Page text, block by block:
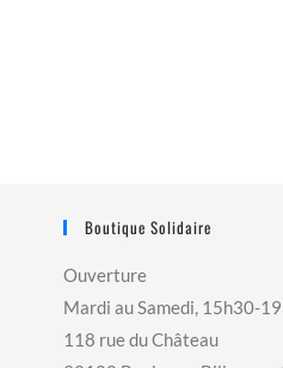
Boutique Solidaire
Ouverture
Mardi au Samedi, 15h30-
118 rue du Château